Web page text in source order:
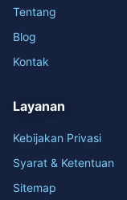
Tentang
Blog
Kontak
Layanan
Kebijakan Privasi
Syarat & Ketentuan
Sitemap